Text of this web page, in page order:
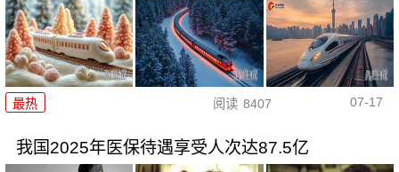
最热 阅读 8407 07-17
我国2025年医保待遇享受人次达87.5亿